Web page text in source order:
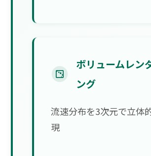
ボリュームレン
ング
流速分布を3次元で立体
現